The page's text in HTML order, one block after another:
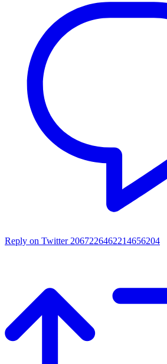
Reply on Twitter 2067226462214656204